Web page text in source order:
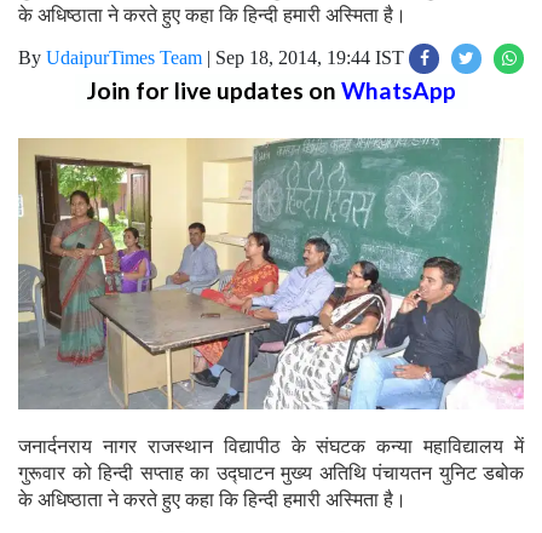
के अधिष्ठाता ने करते हुए कहा कि हिन्दी हमारी अस्मिता है।
By UdaipurTimes Team | Sep 18, 2014, 19:44 IST
Join for live updates on WhatsApp
जनार्दनराय नागर राजस्थान विद्यापीठ के संघटक कन्या महाविद्यालय में
गुरूवार को हिन्दी सप्ताह का उद्घाटन मुख्य अतिथि पंचायतन युनिट डबोक
के अधिष्ठाता ने करते हुए कहा कि हिन्दी हमारी अस्मिता है।